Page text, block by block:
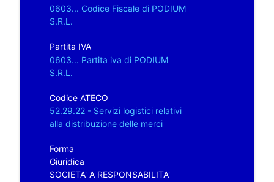
0603... Codice Fiscale di PODIUM
S.R.L.
Partita IVA
0603... Partita iva di PODIUM
S.R.L.
Codice ATECO
52.29.22 - Servizi logistici relativi
alla distribuzione delle merci
Forma
Giuridica
SOCIETA' A RESPONSABILITA'